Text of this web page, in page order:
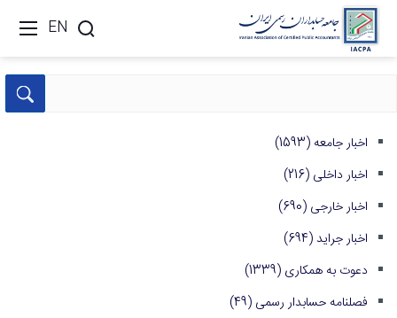
EN
اخبار جامعه (1593)
اخبار داخلی (216)
اخبار خارجی (690)
اخبار جراید(694)
دعوت به همکاری (1339)
فصلنامه حسابدار رسمی (49)